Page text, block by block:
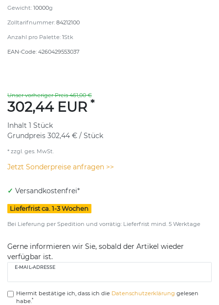
Gewicht: 10000g
Zolltarifnummer: 84212100
Anzahl pro Palette: 1Stk
EAN-Code: 4260429553037
Unser vorheriger Preis 461,00 €
302,44 EUR *
Inhalt 1 Stück
Grundpreis 302,44 € / Stück
* zzgl. ges. MwSt.
Jetzt Sonderpreise anfragen >>
✓ Versandkostenfrei*
Lieferfrist ca. 1-3 Wochen
Bei Lieferung per Spedition und vorrätig: Lieferfrist mind. 5 Werktage
Gerne informieren wir Sie, sobald der Artikel wieder
verfügbar ist.
E-MAIL-ADRESSE
Hiermit bestätige ich, dass ich die Daten­schutz­erklärung gelesen
habe. *